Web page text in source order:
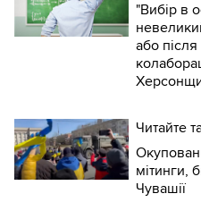
"Вибір в
або
Читайте
мітинги,
Чувашії